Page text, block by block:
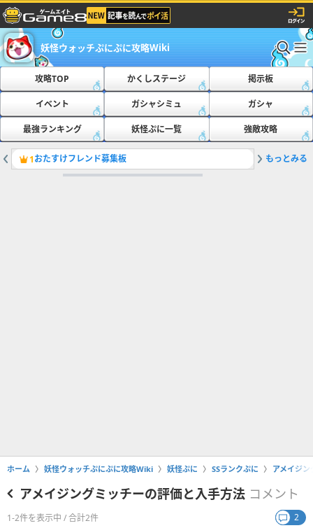
妖怪ウォッチぷにぷに攻略Wiki
攻略TOP かくしステージ 掲示板
イベント ガシャシミュ ガシャ
最強ランキング 妖怪ぷに一覧 強敵攻略
1おたすけフレンド募集板 2最新の
もっとみる
ホーム 妖怪ウォッチぷにぷに攻略Wiki 妖怪ぷに SSランクぷに アメイジ
アメイジングミッチーの評価と入手方法 コメント
1-2件を表示中 / 合計2件 2